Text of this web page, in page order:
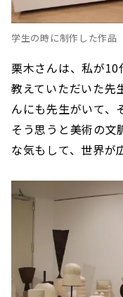
学生の時に制作した作
栗木さんは、私が
教えていただいた先
んにも先生がいて
そう思うと美術の文
な気もして、世界が